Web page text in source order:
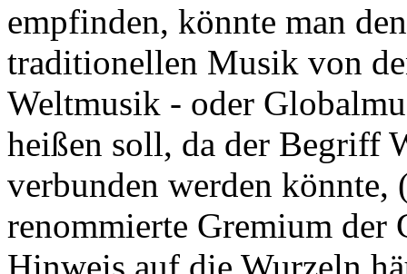
empfinden, könnte man
traditionellen Musik von
Weltmusik - oder
heißen soll, da der Begriff
verbunden werden könnte,
renommierte Gremium
Hinweis auf die Wurzeln